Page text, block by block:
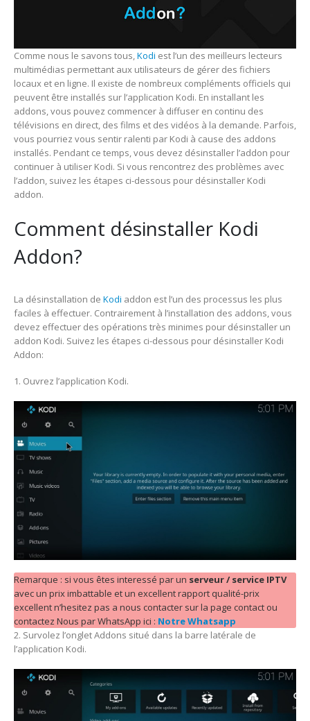
Comme nous le savons tous,Kodi est l’un des meilleurs lecteurs
multimédias permettant aux utilisateurs de gérer des fichiers
locaux et en ligne. Il existe de nombreux compléments officiels qui
peuvent être installés sur l’application Kodi. En installant les
addons, vous pouvez commencer à diffuser en continu des
télévisions en direct, des films et des vidéos à la demande. Parfois,
vous pourriez vous sentir ralenti par Kodi à cause des addons
installés. Pendant ce temps, vous devez désinstaller l’addon pour
continuer à utiliser Kodi. Si vous rencontrez des problèmes avec
l’addon, suivez les étapes ci-dessous pour désinstaller Kodi
addon.
Comment désinstaller Kodi
Addon?
La désinstallation de Kodi addon est l’un des processus les plus
faciles à effectuer. Contrairement à l’installation des addons, vous
devez effectuer des opérations très minimes pour désinstaller un
addon Kodi. Suivez les étapes ci-dessous pour désinstaller Kodi
Addon:
1. Ouvrez l’application Kodi.
Remarque : si vous êtes interessé par un serveur / service IPTV
avec un prix imbattable et un excellent rapport qualité-prix
excellent n’hesitez pas a nous contacter sur la page contact ou
contactez Nous par WhatsApp ici : Notre Whatsapp
2. Survolez l’onglet Addons situé dans la barre latérale de
l’application Kodi.